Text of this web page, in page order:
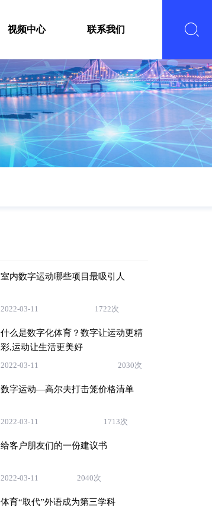
视频中心 联系我们
室内数字运动哪些项目最吸引人
2022-03-11 1722次
什么是数字化体育？数字让运动更精
彩,运动让生活更美好
2022-03-11 2030次
数字运动—高尔夫打击笼价格清单
2022-03-11 1713次
给客户朋友们的一份建议书
2022-03-11 2040次
体育“取代”外语成为第三学科